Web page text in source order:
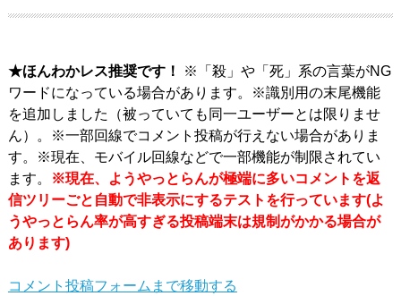
★ほんわかレス推奨です！
※「殺」や「死」系の言葉がNG
ワードになっている場合があります。※識別用の末尾機能
を追加しました（被っていても同一ユーザーとは限りませ
ん）。※一部回線でコメント投稿が行えない場合がありま
す。※現在、モバイル回線などで一部機能が制限されてい
ます。
※現在、ようやっとらんが極端に多いコメントを返
信ツリーごと自動で非表示にするテストを行っています(よ
うやっとらん率が高すぎる投稿端末は規制がかかる場合が
あります)
コメント投稿フォームまで移動する